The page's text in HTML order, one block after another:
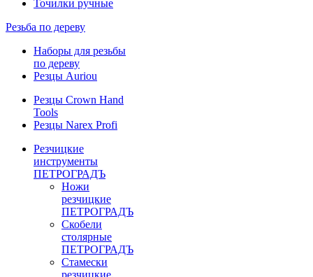
Точилки ручные
Резьба по дереву
Наборы для резьбы
по дереву
Резцы Auriou
Резцы Crown Hand
Tools
Резцы Narex Profi
Резчицкие
инструменты
ПЕТРОГРАДЪ
Ножи
резчицкие
ПЕТРОГРАДЪ
Скобели
столярные
ПЕТРОГРАДЪ
Стамески
резчицкие,